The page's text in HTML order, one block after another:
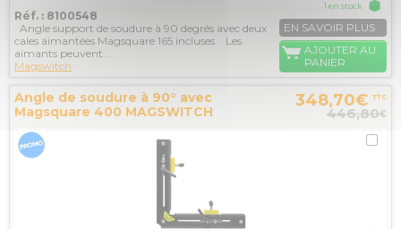
Réf. : 8100548
Angle support de soudure à 90 degrés avec deux
cales aimantées Magsquare 165 incluses. Les
aimants peuvent...
Magswitch
1 en stock
EN SAVOIR PLUS
AJOUTER AU
PANIER
Angle de soudure à 90° avec
Magsquare 400 MAGSWITCH
348,70€ TTC
446,80€